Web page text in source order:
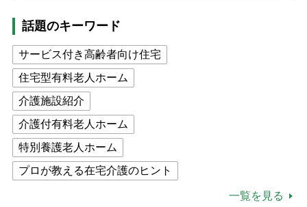
話題のキーワード
サービス付き高齢者向け住宅
住宅型有料老人ホーム
介護施設紹介
介護付有料老人ホーム
特別養護老人ホーム
プロが教える在宅介護のヒント
一覧を見る